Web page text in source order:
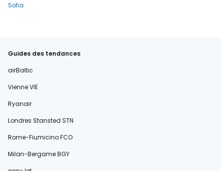
Sofia
Guides des tendances
airBaltic
Vienne VIE
Ryanair
Londres Stansted STN
Rome-Fiumicino FCO
Milan-Bergame BGY